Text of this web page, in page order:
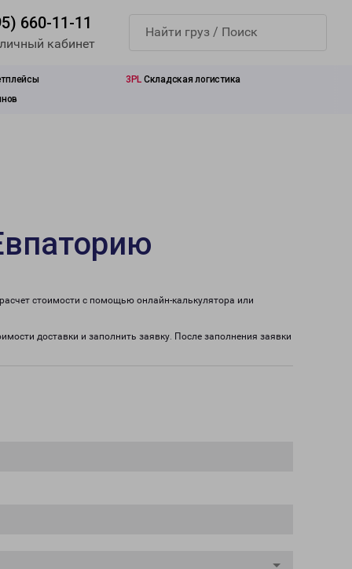
660-11-11
кабинет
3PL Складская логистика
стоимости с помощью онлайн-калькулятора или
доставки и заполнить заявку. После заполнения заявки